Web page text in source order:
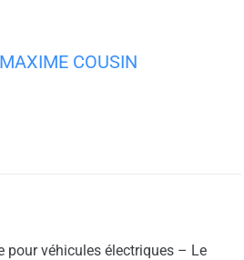
MAXIME COUSIN
pour véhicules électriques – Le